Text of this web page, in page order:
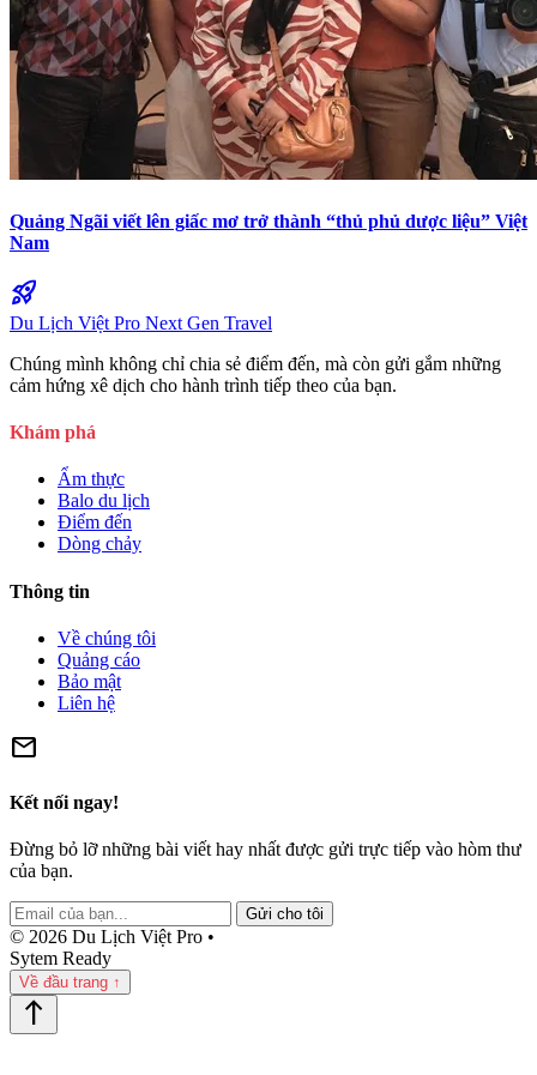
Quảng Ngãi viết lên giấc mơ trở thành “thủ phủ dược liệu” Việt
Nam
rocket_launch
Du Lịch Việt Pro Next Gen Travel
Chúng mình không chỉ chia sẻ điểm đến, mà còn gửi gắm những
cảm hứng xê dịch cho hành trình tiếp theo của bạn.
Khám phá
Ẩm thực
Balo du lịch
Điểm đến
Dòng chảy
Thông tin
Về chúng tôi
Quảng cáo
Bảo mật
Liên hệ
mail
Kết nối ngay!
Đừng bỏ lỡ những bài viết hay nhất được gửi trực tiếp vào hòm thư
của bạn.
Gửi cho tôi
© 2026 Du Lịch Việt Pro •
Sytem Ready
Về đầu trang ↑
north